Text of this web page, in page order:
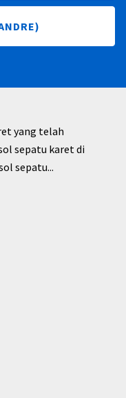
yang telah
sepatu karet di
sepatu...